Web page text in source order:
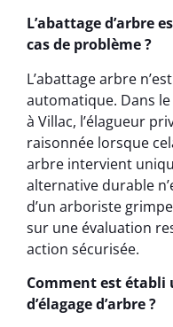
L’abattage d’arbre
cas de problème ?
L’abattage arbre
automatique. Dans
à Villac, l’élagueur
raisonnée lorsque
arbre intervient
alternative durable
d’un arboriste
sur une évaluation
action sécurisée.
Comment est établi
d’élagage d’arbre ?